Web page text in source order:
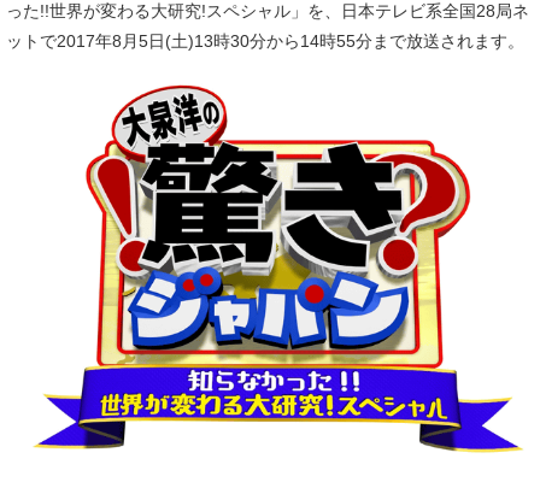
った!!世界が変わる大研究!スペシャル」を、日本テレビ系全国28局ネ
ットで2017年8月5日(土)13時30分から14時55分まで放送されます。